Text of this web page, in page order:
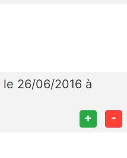
le 26/06/2016 à
+ -